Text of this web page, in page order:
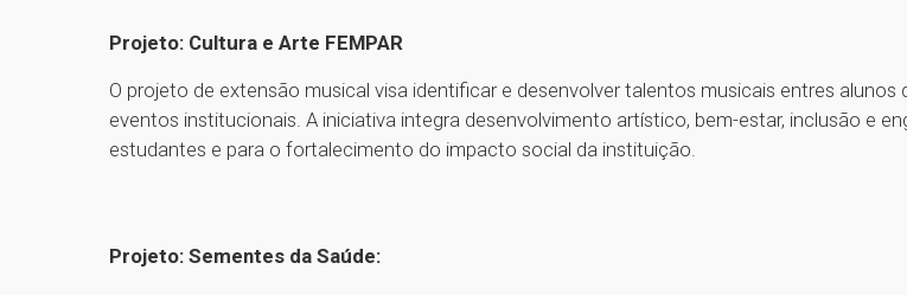
Projeto: Cultura e Arte FEMPAR
O projeto de extensão musical visa identificar e desenvolver talentos musicais entres
eventos institucionais. A iniciativa integra desenvolvimento artístico, bem-estar, inclusão e
estudantes e para o fortalecimento do impacto social da instituição.
Projeto: Sementes da Saúde: